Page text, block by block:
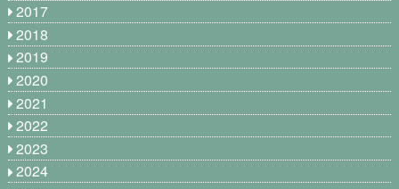
2017
2018
2019
2020
2021
2022
2023
2024